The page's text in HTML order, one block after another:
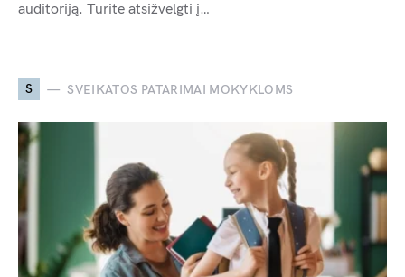
auditoriją. Turite atsižvelgti į…
S SVEIKATOS PATARIMAI MOKYKLOMS